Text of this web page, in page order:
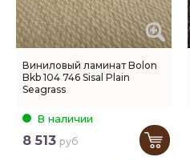
Виниловый ламинат Bolon
Bkb 104 746 Sisal Plain
Seagrass
В наличии
8 513 руб